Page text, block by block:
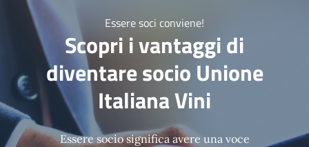
Essere soci conviene!
Scopri i vantaggi di
diventare socio Unione
Italiana Vini
Essere socio significa avere una voce